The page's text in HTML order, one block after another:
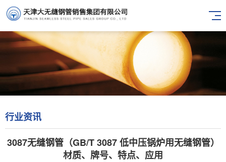
行业资讯
3087无缝钢管（GB/T 3087 低中压锅炉用无缝钢管）
材质、牌号、特点、应用